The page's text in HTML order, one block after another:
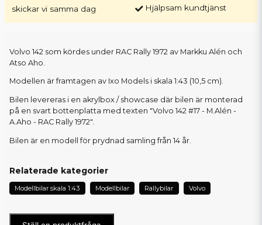
skickar vi samma dag
Hjälpsam kundtjänst
Volvo 142 som kördes under RAC Rally 1972 av Markku Alén och
Atso Aho.
Modellen är framtagen av Ixo Models i skala 1:43 (10,5 cm).
Bilen levereras i en akrylbox / showcase där bilen är monterad
på en svart bottenplatta med texten "Volvo 142 #17 - M.Alén -
A.Aho - RAC Rally 1972".
Bilen är en modell för prydnad samling från 14 år.
Relaterade kategorier
Modellbilar skala 1:43 Modellbilar Rallybilar Volvo